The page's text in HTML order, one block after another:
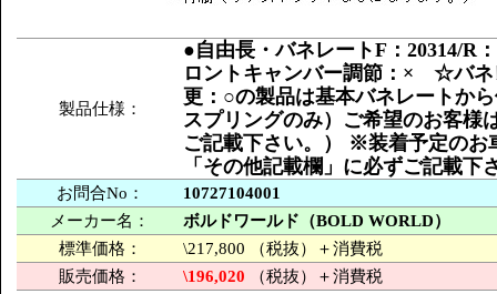
製品仕様：
●自由長・バネレートF：20314/
ロントキャンバー調節：× ☆バネ
更：○の製品は基本バネレートか
スプリングのみ）ご希望のお客様
ご記載下さい。） ※装着予定のお
「その他記載欄」に必ずご記載下
お問合No：
10727104001
メーカー名：
ボルドワールド（BOLD WORLD）
標準価格：
\217,800 （税抜）＋消費税
販売価格：
\196,020 （税抜）＋消費税